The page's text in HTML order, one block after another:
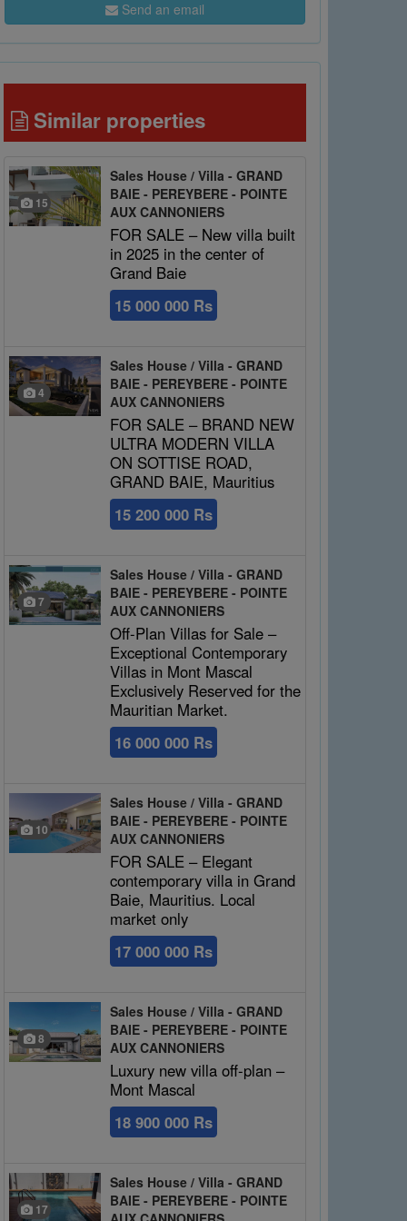
Send an email
Similar properties
15
Sales House / Villa - GRAND
BAIE - PEREYBERE - POINTE
AUX CANNONIERS
FOR SALE – New villa built
in 2025 in the center of
Grand Baie
15 000 000 Rs
4
Sales House / Villa - GRAND
BAIE - PEREYBERE - POINTE
AUX CANNONIERS
FOR SALE – BRAND NEW
ULTRA MODERN VILLA
ON SOTTISE ROAD,
GRAND BAIE, Mauritius
15 200 000 Rs
7
Sales House / Villa - GRAND
BAIE - PEREYBERE - POINTE
AUX CANNONIERS
Off-Plan Villas for Sale –
Exceptional Contemporary
Villas in Mont Mascal
Exclusively Reserved for the
Mauritian Market.
16 000 000 Rs
10
Sales House / Villa - GRAND
BAIE - PEREYBERE - POINTE
AUX CANNONIERS
FOR SALE – Elegant
contemporary villa in Grand
Baie, Mauritius. Local
market only
17 000 000 Rs
8
Sales House / Villa - GRAND
BAIE - PEREYBERE - POINTE
AUX CANNONIERS
Luxury new villa off-plan –
Mont Mascal
18 900 000 Rs
17
Sales House / Villa - GRAND
BAIE - PEREYBERE - POINTE